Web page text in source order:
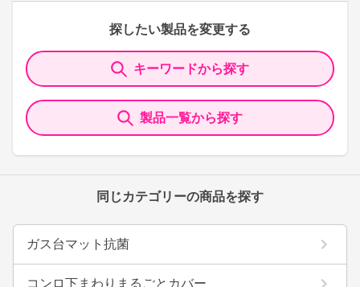
探したい製品を変更する
キーワードから探す
製品一覧から探す
同じカテゴリーの商品を探す
ガス台マット抗菌
コンロ下まわりまるごとカバー